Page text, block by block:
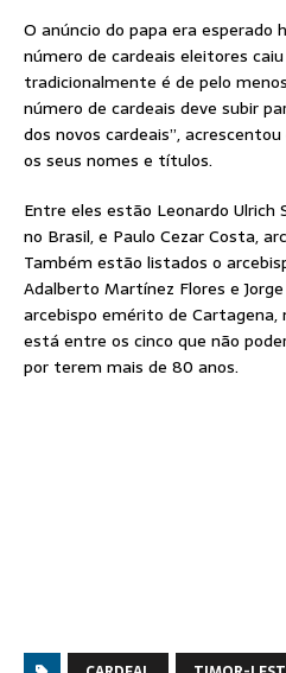
O anúncio do papa era esperado
número de cardeais eleitores caiu
tradicionalmente é de pelo
número de cardeais deve subir
dos novos cardeais”,
os seus nomes e títulos.
Entre eles estão Leonardo Ulrich
no Brasil, e Paulo Cezar Costa,
Também estão listados o
Adalberto Martínez Flores e
arcebispo emérito de Cartagena,
está entre os cinco que não
por terem mais de 80 anos.